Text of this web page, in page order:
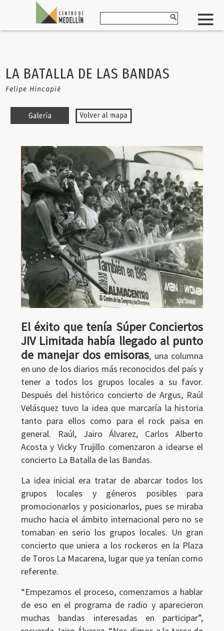
LA BATALLA DE LAS BANDAS
Felipe Hincapié
El éxito que tenía Súper Conciertos
JIV Limitada había llegado al punto
de manejar dos emisoras, una columna
en uno de los diarios más reconocidos del país y
tener a todos los grupos locales a su favor.
Después del histórico concierto de Argus, Raúl
Velásquez tuvo la idea que marcaría la historia
tanto para ellos como para el rock paisa en
general. Raúl, Jairo Álvarez, Carlos Alberto
Acosta y Vicky Trujillo comenzaron a idearse el
concierto La Batalla de las Bandas.
La idea inicial era tratar de abarcar todos los
grupos locales y géneros posibles para
promocionarlos y posicionarlos, pues se miraba
mucho hacia el ámbito internacional pero no se
tomaban en serio los grupos locales. Un gran
concierto que uniera a los rockeros en la Plaza
de Toros La Macarena, lugar que ya tenían como
referente.
“Empezamos el proceso, comenzamos a hablar
de eso en el programa de radio y aparecieron
muchas bandas interesadas en participar”,